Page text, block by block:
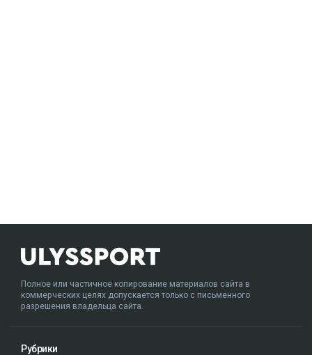
Полное или частичное копирование материалов сайта в
коммерческих целях допускается только с письменного
разрешения владельца сайта.
Рубрики